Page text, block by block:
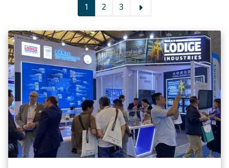
罗地格工业（Lödige Industries）的升
降转运车（ETV）系统是一种专为重载设
计的自动化设备。它适用于机场货运站
的立体仓库，可实现自动升降、在高层
货架间斜向移动，并高效处理航空使用
的ULD集装器。该系统能够优化空间利
用率、提升操作速度，并确保安全性与
1 2 3